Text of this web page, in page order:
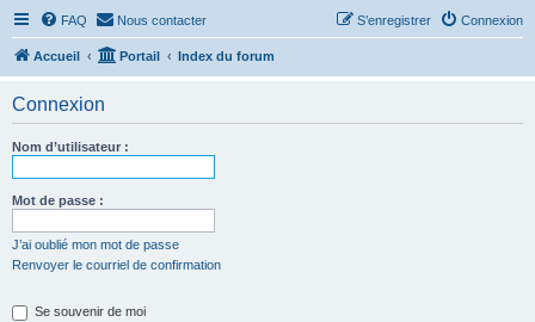
FAQ Nous contacter Connexion
S’enregistrer
Accueil Portail Index du forum
Connexion
Nom d’utilisateur :
Mot de passe :
J’ai oublié mon mot de passe
Renvoyer le courriel de confirmation
Se souvenir de moi